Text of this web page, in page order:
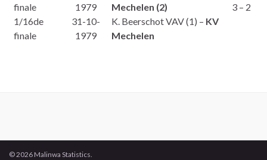
finale
1/16de
finale
1979
31-10-
1979
Mechelen (2)
K. Beerschot VAV (1) – KV
Mechelen
3 – 2
© 2026 Malinwa Statistics.